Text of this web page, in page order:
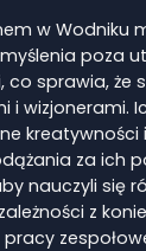
w Wodniku
poza
sprawia, że
i wizjonerami.
za ich
nauczyli się
z